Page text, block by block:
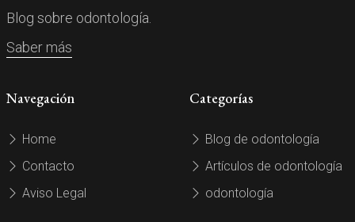
Blog sobre odontología.
Saber más
Navegación
Home
Contacto
Aviso Legal
Categorías
Blog de odontología
Artículos de odontología
odontología